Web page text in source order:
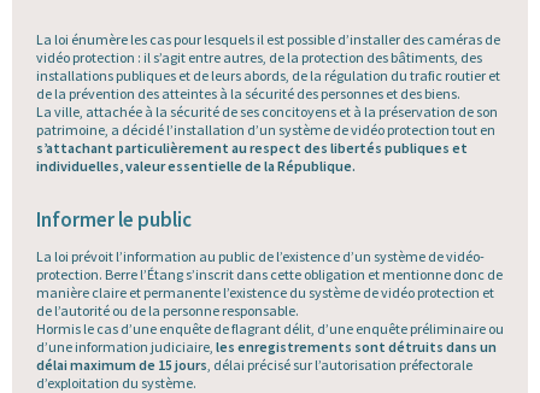
La loi énumère les cas pour lesquels il est possible d’installer des caméras de
vidéo protection : il s’agit entre autres, de la protection des bâtiments, des
installations publiques et de leurs abords, de la régulation du trafic routier et
de la prévention des atteintes à la sécurité des personnes et des biens.
La ville, attachée à la sécurité de ses concitoyens et à la préservation de son
patrimoine, a décidé l’installation d’un système de vidéo protection tout en
s’attachant particulièrement au respect des libertés publiques et
individuelles, valeur essentielle de la République.
Informer le public
La loi prévoit l’information au public de l’existence d’un système de vidéo-
protection. Berre l’Étang s’inscrit dans cette obligation et mentionne donc de
manière claire et permanente l’existence du système de vidéo protection et
de l’autorité ou de la personne responsable.
Hormis le cas d’une enquête de flagrant délit, d’une enquête préliminaire ou
d’une information judiciaire, les enregistrements sont détruits dans un
délai maximum de 15 jours , délai précisé sur l’autorisation préfectorale
d’exploitation du système.